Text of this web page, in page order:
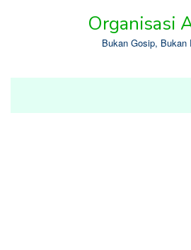
Organisasi
Bukan Gosip, Bukan